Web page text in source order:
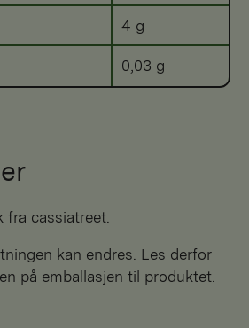
4 g
0,03 g
fra cassiatreet.
kan endres. Les derfor
på emballasjen til produktet.